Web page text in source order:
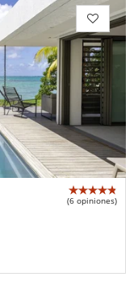
(6 opiniones)